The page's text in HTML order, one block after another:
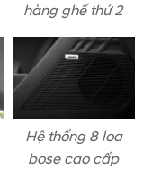
hàng ghế thứ 2
Hệ thống 8 loa
bose cao cấp